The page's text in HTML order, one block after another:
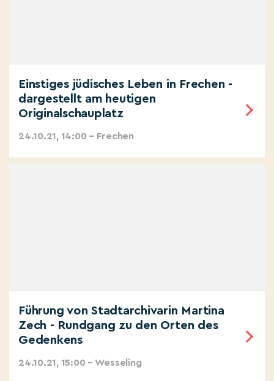
Einstiges jüdisches Leben in Frechen -
dargestellt am heutigen
Originalschauplatz
24.10.21, 14:00 – Frechen
Führung von Stadtarchivarin Martina
Zech - Rundgang zu den Orten des
Gedenkens
24.10.21, 15:00 – Wesseling